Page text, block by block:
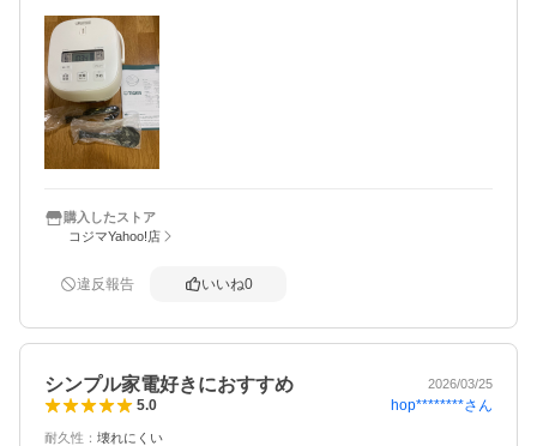
購入したストア
コジマYahoo!店
違反報告 いいね0
シンプル家電好きにおすすめ 2026/03/25
5.0 hop********さん
耐久性 ： 壊れにくい